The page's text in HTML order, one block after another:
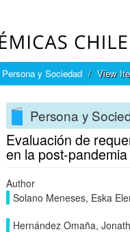
Persona y Sociedad View
Persona y
Evaluación de
en la post-pandemia
Author
Solano Meneses, Eska
Hernández Omaña,